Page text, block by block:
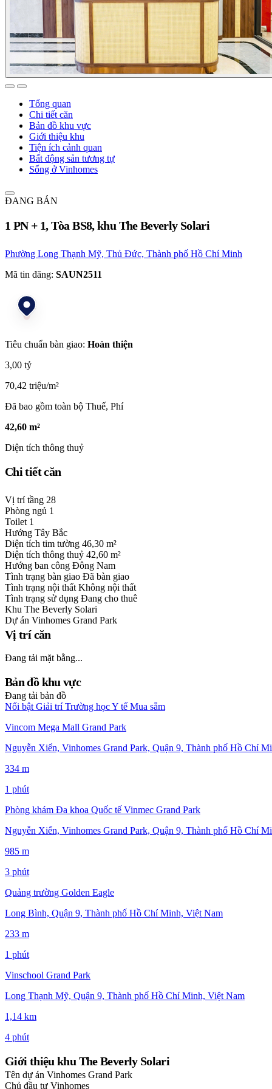
Tổng quan
Chi tiết căn
Bản đồ khu vực
Giới thiệu khu
Tiện ích cảnh quan
Bất động sản tương tự
Sống ở Vinhomes
ĐANG BÁN
1 PN + 1, Tòa BS8, khu The Beverly Solari
Phường Long Thạnh Mỹ, Thủ Đức, Thành phố Hồ Chí Minh
Mã tin đăng: SAUN2511
Tiêu chuẩn bàn giao: Hoàn thiện
3,00 tỷ
70,42 triệu/m²
Đã bao gồm toàn bộ Thuế, Phí
42,60 m²
Diện tích thông thuỷ
Chi tiết căn
Vị trí tầng 28
Phòng ngủ 1
Toilet 1
Hướng Tây Bắc
Diện tích tim tường 46,30 m²
Diện tích thông thuỷ 42,60 m²
Hướng ban công Đông Nam
Tình trạng bàn giao Đã bàn giao
Tình trạng nội thất Không nội thất
Tình trạng sử dụng Đang cho thuê
Khu The Beverly Solari
Dự án Vinhomes Grand Park
Vị trí căn
Đang tải mặt bằng...
Bản đồ khu vực
Đang tải bản đồ
Nổi bật Giải trí Trường họcY tế Mua sắm
Vincom Mega Mall Grand Park
Nguyễn Xiển, Vinhomes Grand Park, Quận 9, Thành phố Hồ Chí
334 m
1 phút
Phòng khám Đa khoa Quốc tế Vinmec Grand Park
Nguyễn Xiển, Vinhomes Grand Park, Quận 9, Thành phố Hồ Chí
985 m
3 phút
Quảng trường Golden Eagle
Long Bình, Quận 9, Thành phố Hồ Chí Minh, Việt Nam
233 m
1 phút
Vinschool Grand Park
Long Thạnh Mỹ, Quận 9, Thành phố Hồ Chí Minh, Việt Nam
1,14 km
4 phút
Giới thiệu khu The Beverly Solari
Tên dự án Vinhomes Grand Park
Chủ đầu tư Vinhomes